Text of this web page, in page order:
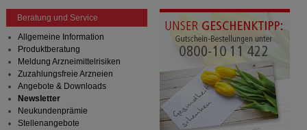
Statistik & Tracking:Hierüber lassen sich
Informationen über die Art und Weise der Nutzung
unserer Website sammeln, mit deren Hilfe wir unsere
Website weiter für Sie optimieren können, den Inhalt
auf unserer Website aber auch die Werbung auf
Drittseiten möglichst relevant für Sie zu gestalten.
Bitte beachten Sie, dass Daten hierfür teilweise an
Dritte wie z.B. Google oder soziale Medien
übertragen werden.
Beratung und Service
Allgemeine Information
Produktberatung
Meldung Arzneimittelrisiken
Zuzahlungsfreie Arzneien
Angebote & Downloads
Newsletter
Neukundenprämie
Stellenangebote